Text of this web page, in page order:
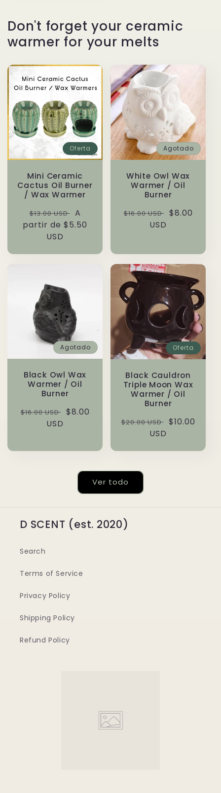
Don't forget your ceramic
warmer for your melts
Oferta
Mini Ceramic
Cactus Oil Burner
/ Wax Warmer
Precio
habitual
$13.00 USD Precio
de
A
partir de $5.50
USD
Agotado
White Owl Wax
Warmer / Oil
Burner
Precio
habitual
$16.00 USD Precio
$8.00
USD
Agotado
Black Owl Wax
Warmer / Oil
Burner
Precio
habitual
$16.00 USD Precio
$8.00
USD
Oferta
Black Cauldron
Triple Moon Wax
Warmer / Oil
Burner
Precio
habitual
$20.00 USD Precio
$10.00
USD
Ver todo
D SCENT (est. 2020)
Search
Terms of Service
Privacy Policy
Shipping Policy
Refund Policy